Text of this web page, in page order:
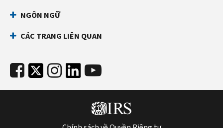
NGÔN NGỮ
CÁC TRANG LIÊN QUAN